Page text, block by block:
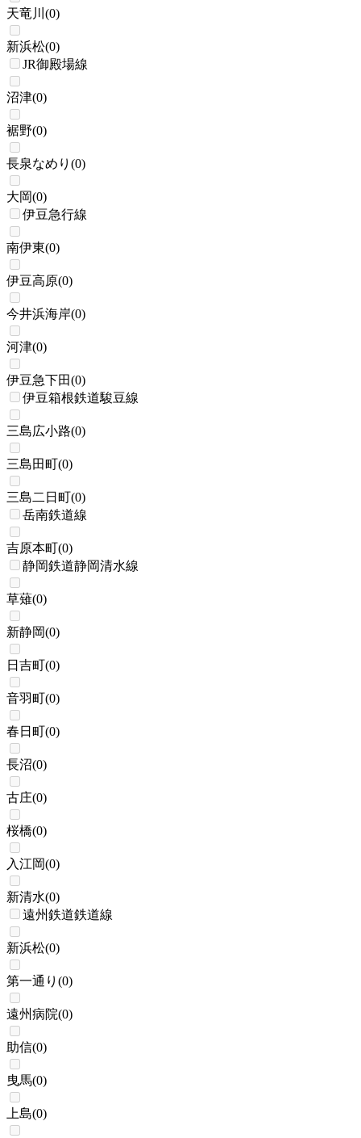
天竜川 (0)
新浜松(0)
JR御殿場線
沼津(0)
裾野(0)
長泉なめり (0)
大岡(0)
伊豆急行線
南伊東(0)
伊豆高原(0)
今井浜海岸(0)
河津(0)
伊豆急下田(0)
伊豆箱根鉄道駿豆線
三島広小路(0)
三島田町(0)
三島二日町(0)
岳南鉄道線
吉原本町(0)
静岡鉄道静岡清水線
草薙(0)
新静岡(0)
日吉町(0)
音羽町(0)
春日町(0)
長沼(0)
古庄(0)
桜橋(0)
入江岡(0)
新清水(0)
遠州鉄道鉄道線
新浜松(0)
第一通り (0)
遠州病院(0)
助信(0)
曳馬(0)
上島(0)